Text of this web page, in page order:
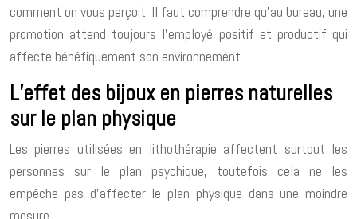
comment on vous perçoit. Il faut comprendre qu’au bureau, une
promotion attend toujours l’employé positif et productif qui
affecte bénéfiquement son environnement.
L’effet des bijoux en pierres naturelles
sur le plan physique
Les pierres utilisées en lithothérapie affectent surtout les
personnes sur le plan psychique, toutefois cela ne les
empêche pas d’affecter le plan physique dans une moindre
mesure.